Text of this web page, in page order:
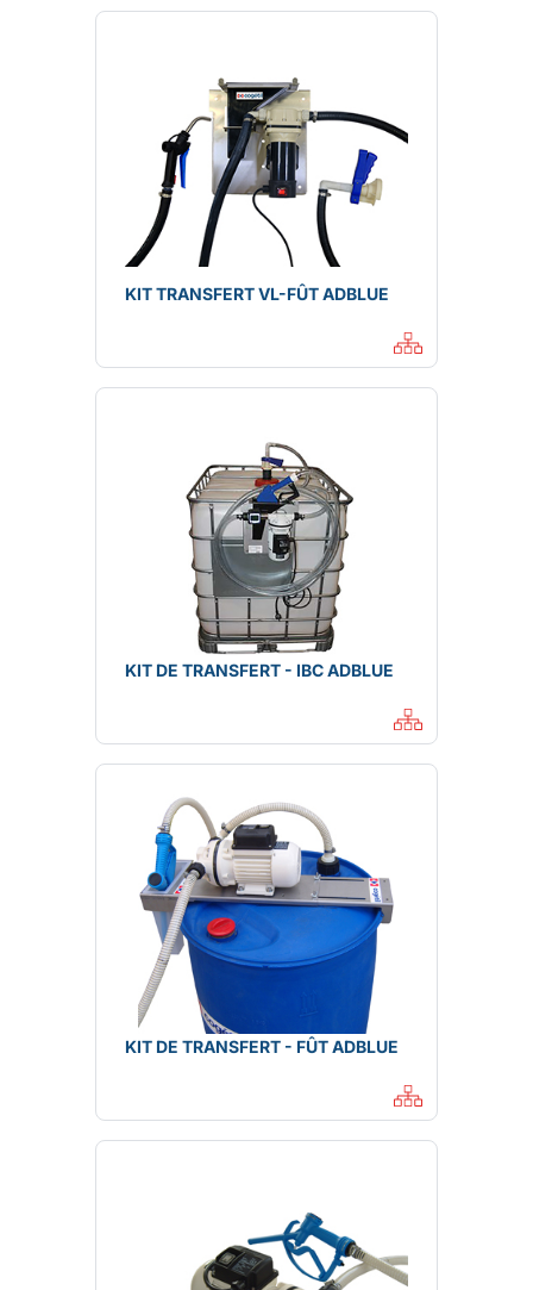
KIT TRANSFERT VL-FÛT ADBLUE
KIT DE TRANSFERT - IBC ADBLUE
KIT DE TRANSFERT - FÛT ADBLUE